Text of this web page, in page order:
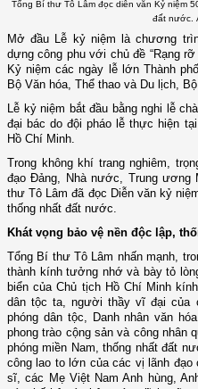
Tổng Bí thư Tô Lâm đọc diễn văn Kỷ niệm
đất nước.
Mở đầu Lễ kỷ niệm là chương
dựng công phu với chủ đề “Rạng
Kỷ niệm các ngày lễ lớn Thành
Bộ Văn hóa, Thể thao và Du lịch,
Lễ kỷ niệm bắt đầu bằng nghi lễ
đại bác do đội pháo lễ thực hiện
Hồ Chí Minh.
Trong không khí trang nghiêm,
đạo Đảng, Nhà nước, Trung ương
thư Tô Lâm đã đọc Diễn văn kỷ
thống nhất đất nước.
Khát vọng bảo vệ nền độc lập,
Tổng Bí thư Tô Lâm nhấn mạnh,
thành kính tưởng nhớ và bày tỏ
biển của Chủ tịch Hồ Chí Minh
dân tộc ta, người thầy vĩ đại của
phóng dân tộc, Danh nhân văn
phong trào cộng sản và công nhân
phóng miền Nam, thống nhất đất
công lao to lớn của các vị lãnh đạo
sĩ, các Mẹ Việt Nam Anh hùng,